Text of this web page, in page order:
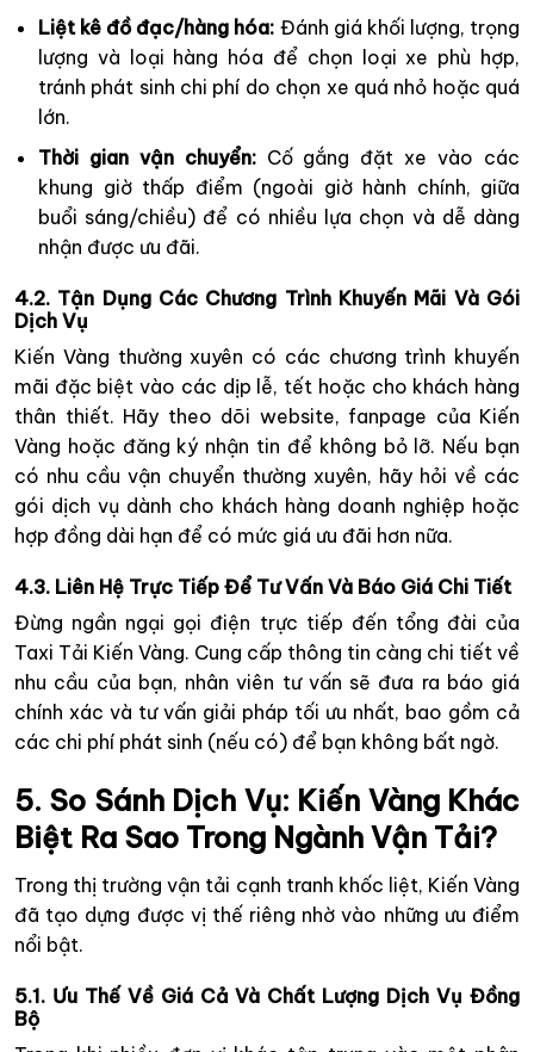
Liệt kê đồ đạc/hàng hóa: Đánh giá khối lượng, trọng
lượng và loại hàng hóa để chọn loại xe phù hợp,
tránh phát sinh chi phí do chọn xe quá nhỏ hoặc quá
lớn.
Thời gian vận chuyển:Cố gắng đặt xe vào các
khung giờ thấp điểm (ngoài giờ hành chính, giữa
buổi sáng/chiều) để có nhiều lựa chọn và dễ dàng
nhận được ưu đãi.
4.2. Tận Dụng Các Chương Trình Khuyến Mãi Và Gói
Dịch Vụ
Kiến Vàng thường xuyên có các chương trình khuyến
mãi đặc biệt vào các dịp lễ, tết hoặc cho khách hàng
thân thiết. Hãy theo dõi website, fanpage của Kiến
Vàng hoặc đăng ký nhận tin để không bỏ lỡ. Nếu bạn
có nhu cầu vận chuyển thường xuyên, hãy hỏi về các
gói dịch vụ dành cho khách hàng doanh nghiệp hoặc
hợp đồng dài hạn để có mức giá ưu đãi hơn nữa.
4.3. Liên Hệ Trực Tiếp Để Tư Vấn Và Báo Giá Chi Tiết
Đừng ngần ngại gọi điện trực tiếp đến tổng đài của
Taxi Tải Kiến Vàng. Cung cấp thông tin càng chi tiết về
nhu cầu của bạn, nhân viên tư vấn sẽ đưa ra báo giá
chính xác và tư vấn giải pháp tối ưu nhất, bao gồm cả
các chi phí phát sinh (nếu có) để bạn không bất ngờ.
5. So Sánh Dịch Vụ: Kiến Vàng Khác
Biệt Ra Sao Trong Ngành Vận Tải?
Trong thị trường vận tải cạnh tranh khốc liệt, Kiến Vàng
đã tạo dựng được vị thế riêng nhờ vào những ưu điểm
nổi bật.
5.1. Ưu Thế Về Giá Cả Và Chất Lượng Dịch Vụ Đồng
Bộ